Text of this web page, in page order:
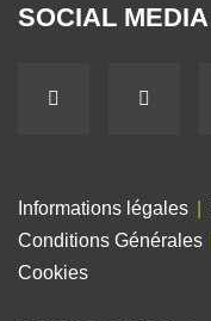
SOCIAL MEDIA
Informations légales
Conditions Générales
Cookies